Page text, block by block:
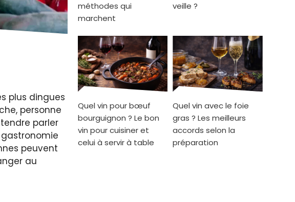
plus dingues
personne
parler
peuvent
au
méthodes qui
marchent
veille ?
Quel vin pour bœuf
bourguignon ? Le bon
vin pour cuisiner et
celui à servir à table
Quel vin avec le foie
gras ? Les meilleurs
accords selon la
préparation